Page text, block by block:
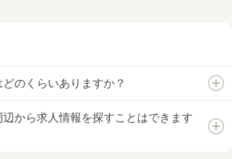
のくらいありますか？
から求人情報を探すことはできます